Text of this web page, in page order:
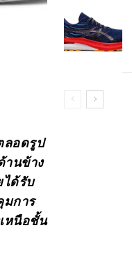
ลอดรูป
านข้าง
ด้รับ
มการ
หนือชั้น